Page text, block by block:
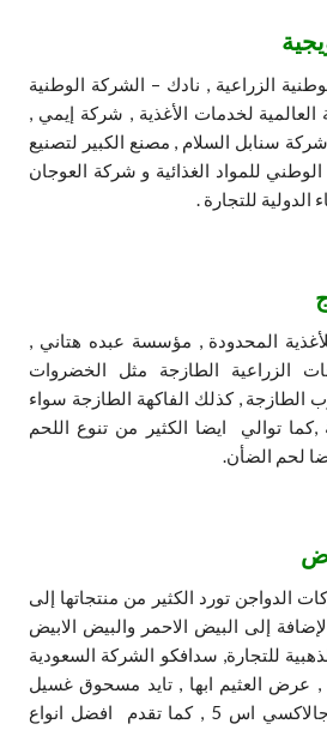
الزراعية , نادك – الشركة الوطنية
العالمية لخدمات الأغذية , شركة إيمي ,
سنابل السلام , مصنع الكبير لتصنيع
الوطني للمواد الغذائية و شركة العوجان
للتجارة .
المحدودة , مؤسسة عبده هتاني ,
الزراعية الطازجة مثل الخضروات
الطازجة , كذلك الفاكهة الطازجة سواء
,كما توالي ايضا الكثير من تنوع اللحم
لحم الضأن.
الدواجن تورد الكثير من منتجاتها إلى
إلى البيض الاحمر والبيض الابيض
للتجارة, سدافكو الشركة السعودية
, عرض العثيم ابها , تايد مسحوق غسيل
Tide , جوال سامسونج جالاكسي اس 5 , كما تقدم افضل انواع